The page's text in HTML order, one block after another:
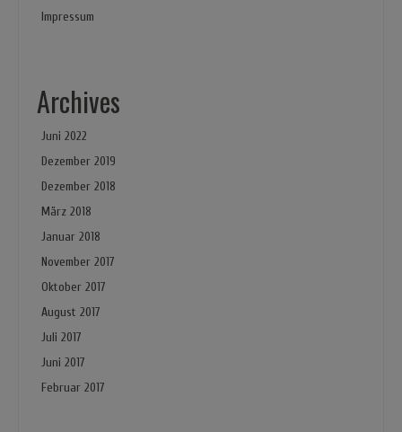
Impressum
Archives
Juni 2022
Dezember 2019
Dezember 2018
März 2018
Januar 2018
November 2017
Oktober 2017
August 2017
Juli 2017
Juni 2017
Februar 2017